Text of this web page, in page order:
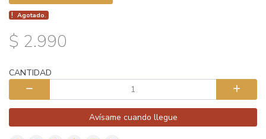
Agotado.
$ 2.990
CANTIDAD
Avísame cuando llegue